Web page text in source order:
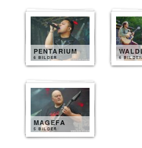
PENTARIUM
6 BILDER 6 BILDER
MAGEFA
5 BILDER